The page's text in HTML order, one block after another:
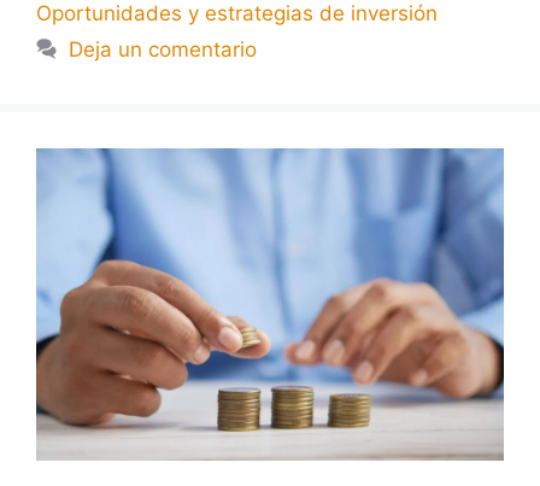
Oportunidades y estrategias de inversión
Deja un comentario